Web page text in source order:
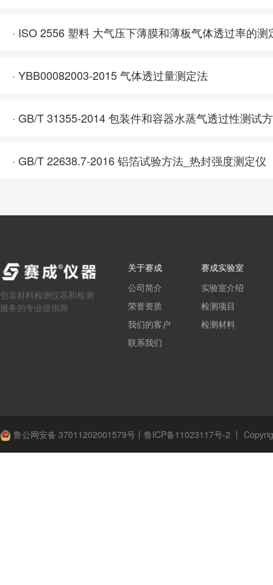
· ISO 2556 塑料 大气压下薄膜和薄板气体透过率的测
· YBB00082003-2015 气体透过量测定法
· GB/T 22638.7-2016 铝箔试验方法_热封强度测定仪
包装材料检测仪器和检测
服务的专业提供商
关于赛成
公司简介
荣誉资质
我们的客户
联系我们
赛成实验室
实验室介绍
检测项目
检测材料
鲁公网安备 37011202001579号 丨 鲁ICP备11023117号-2 丨